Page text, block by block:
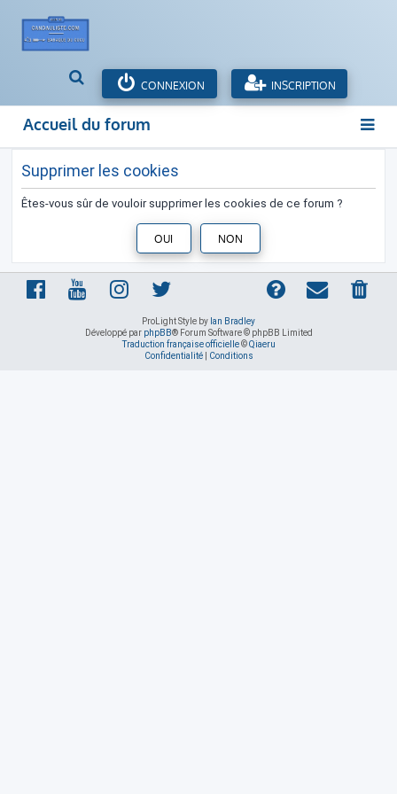
h
e
r
h
CONNEXION INSCRIPTION
Accueil du forum
Supprimer les cookies
Êtes-vous sûr de vouloir supprimer les cookies de ce forum ?
ProLight Style by Ian Bradley
Développé par phpBB® Forum Software © phpBB Limited
Traduction française officielle©Qiaeru
Confidentialité| Conditions